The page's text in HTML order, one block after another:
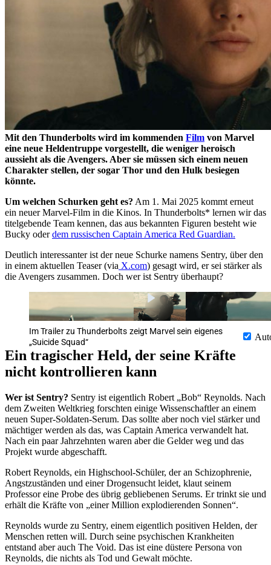
Mit den Thunderbolts wird im kommenden Film von Marvel
eine neue Heldentruppe vorgestellt, die weniger heroisch
aussieht als die Avengers. Aber sie müssen sich einem neuen
Charakter stellen, der sogar Thor und den Hulk besiegen
könnte.
Um welchen Schurken geht es? Am 1. Mai 2025 kommt erneut
ein neuer Marvel-Film in die Kinos. In Thunderbolts* lernen wir das
titelgebende Team kennen, das aus bekannten Figuren besteht wie
Bucky oderdem russischen Captain America Red Guardian.
Deutlich interessanter ist der neue Schurke namens Sentry, über den
in einem aktuellen Teaser (via X.com) gesagt wird, er sei stärker als
die Avengers zusammen. Doch wer ist Sentry überhaupt?
Im Trailer zu Thunderbolts zeigt Marvel sein eigenes
„Suicide Squad“
Ein tragischer Held, der seine Kräfte
nicht kontrollieren kann
Wer ist Sentry? Sentry ist eigentlich Robert Bob
Reynolds. Nach
dem Zweiten Weltkrieg forschten einige Wissenschaftler an einem
neuen Super-Soldaten-Serum. Das sollte aber noch viel stärker und
mächtiger werden als das, was Captain America verwandelt hat.
Nach ein paar Jahrzehnten waren aber die Gelder weg und das
Projekt wurde abgeschafft.
Robert Reynolds, ein Highschool-Schüler, der an Schizophrenie,
Angstzuständen und einer Drogensucht leidet, klaut seinem
Professor eine Probe des übrig gebliebenen Serums. Er trinkt sie und
erhält die Kräfte von
einer Million explodierenden Sonnen .
Reynolds wurde zu Sentry, einem eigentlich positiven Helden, der
Menschen retten will. Durch seine psychischen Krankheiten
entstand aber auch The Void. Das ist eine düstere Persona von
Reynolds, die nichts als Tod und Gewalt möchte.